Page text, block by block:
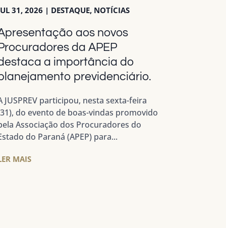
aos novos
da APEP
a importância do
previdenciário.
31, 2026 | DESTAQUE, NOTÍCIAS
JUSPREV participou, nesta sexta-feira
do evento de boas-vindas promovido
Associação dos Procuradores do
do Paraná (APEP) para...
MAIS